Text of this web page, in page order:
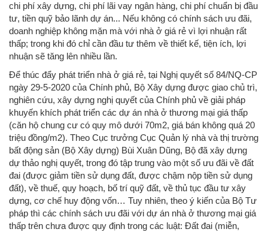
chi phí xây dựng, chi phí lãi vay ngân hàng, chi phí chuẩn bị đầu
tư, tiền quỹ bảo lãnh dự án... Nếu không có chính sách ưu đãi,
doanh nghiệp không mặn mà với nhà ở giá rẻ vì lợi nhuận rất
thấp; trong khi đó chỉ cần đầu tư thêm về thiết kế, tiện ích, lợi
nhuận sẽ tăng lên nhiều lần.
Để thúc đẩy phát triển nhà ở giá rẻ, tại Nghị quyết số 84/NQ-CP
ngày 29-5-2020 của Chính phủ, Bộ Xây dựng được giao chủ trì,
nghiên cứu, xây dựng nghị quyết của Chính phủ về giải pháp
khuyến khích phát triển các dự án nhà ở thương mại giá thấp
(căn hộ chung cư có quy mô dưới 70m2, giá bán không quá 20
triệu đồng/m2). Theo Cục trưởng Cục Quản lý nhà và thị trường
bất động sản (Bộ Xây dựng) Bùi Xuân Dũng, Bộ đã xây dựng
dự thảo nghị quyết, trong đó tập trung vào một số ưu đãi về đất
đai (được giảm tiền sử dụng đất, được chậm nộp tiền sử dụng
đất), về thuế, quy hoạch, bố trí quỹ đất, về thủ tục đầu tư xây
dựng, cơ chế huy động vốn… Tuy nhiên, theo ý kiến của Bộ Tư
pháp thì các chính sách ưu đãi với dự án nhà ở thương mại giá
thấp trên chưa được quy định trong các luật: Đất đai (miễn,